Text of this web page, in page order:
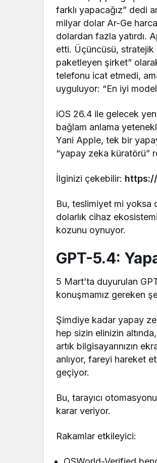
farklı yapacağız” dedi
milyar dolar Ar-Ge
dolardan fazla yatırdı.
etti. Üçüncüsü, stratejik
paketleyen şirket”
telefonu icat etmedi,
uyguluyor: “En iyi
iOS 26.4 ile gelecek
bağlam anlama
Yani Apple, tek bir
“yapay zeka küratörü”
İlginizi çekebilir:
Bu, teslimiyet mi yoksa
dolarlık cihaz
kozunu oynuyor.
GPT-5.4:
5 Mart’ta duyurulan
konuşmamız gereken
Şimdiye kadar yapay
hep sizin elinizin
artık bilgisayarınızın
anlıyor, fareyi hareket
geçiyor.
Bu, tarayıcı
karar veriyor.
Rakamlar etkileyici: